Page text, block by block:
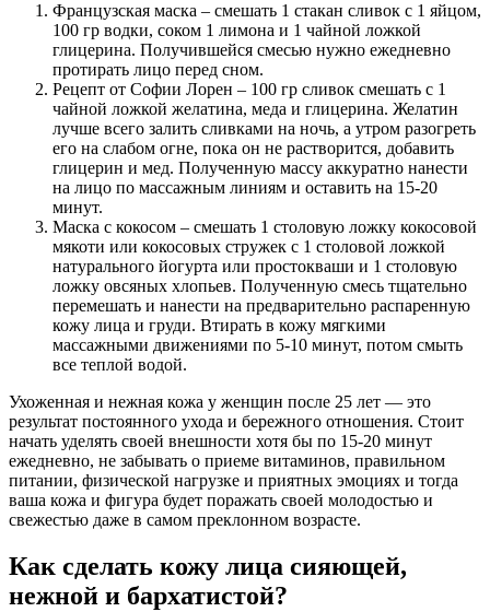
Французская маска – смешать 1 стакан сливок с 1 яйцом,
100 гр водки, соком 1 лимона и 1 чайной ложкой
глицерина. Получившейся смесью нужно ежедневно
протирать лицо перед сном.
Рецепт от Софии Лорен – 100 гр сливок смешать с 1
чайной ложкой желатина, меда и глицерина. Желатин
лучше всего залить сливками на ночь, а утром разогреть
его на слабом огне, пока он не растворится, добавить
глицерин и мед. Полученную массу аккуратно нанести
на лицо по массажным линиям и оставить на 15-20
минут.
Маска с кокосом – смешать 1 столовую ложку кокосовой
мякоти или кокосовых стружек с 1 столовой ложкой
натурального йогурта или простокваши и 1 столовую
ложку овсяных хлопьев. Полученную смесь тщательно
перемешать и нанести на предварительно распаренную
кожу лица и груди. Втирать в кожу мягкими
массажными движениями по 5-10 минут, потом смыть
все теплой водой.
Ухоженная и нежная кожа у женщин после 25 лет — это
результат постоянного ухода и бережного отношения. Стоит
начать уделять своей внешности хотя бы по 15-20 минут
ежедневно, не забывать о приеме витаминов, правильном
питании, физической нагрузке и приятных эмоциях и тогда
ваша кожа и фигура будет поражать своей молодостью и
свежестью даже в самом преклонном возрасте.
Как сделать кожу лица сияющей,
нежной и бархатистой?